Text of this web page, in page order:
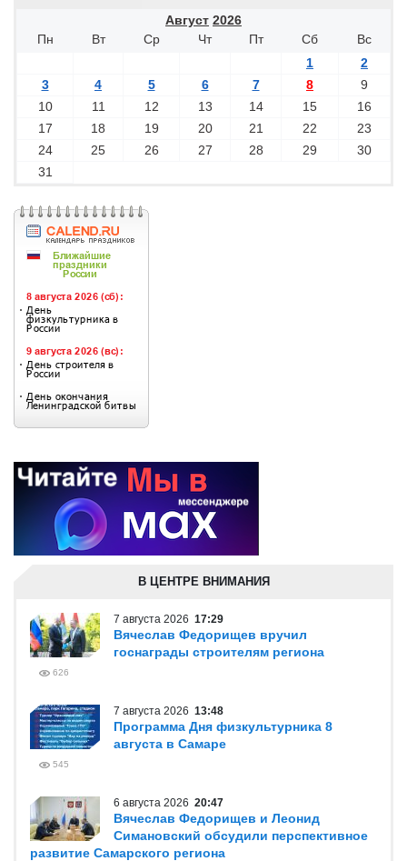
Август 2026
Пн
Вт Ср Чт Пт Сб
Вс
1
2
3
4 5 6 7 8
9
10
11 12 13 14 15
16
17
18 19 20 21 22
23
24
25 26 27 28 29
30
31
В ЦЕНТРЕ ВНИМАНИЯ
7 августа 2026 17:29
Вячеслав Федорищев вручил
госнаграды строителям региона
626
7 августа 2026 13:48
Программа Дня физкультурника 8
августа в Самаре
545
6 августа 2026 20:47
Вячеслав Федорищев и Леонид
Симановский обсудили перспективное
развитие Самарского региона